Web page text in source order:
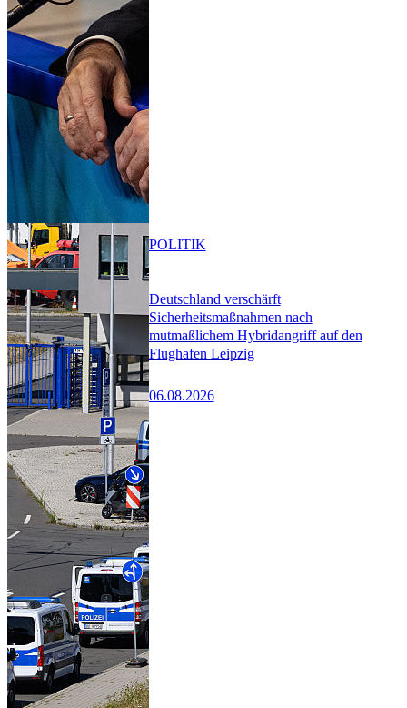
Deutschland verschärft
Sicherheitsmaßnahmen nach
mutmaßlichem Hybridangriff auf den
Flughafen Leipzig
06.08.2026
POLITIK